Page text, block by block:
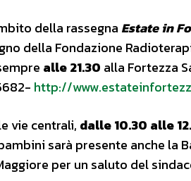
della rassegna Estate in
della Fondazione
alle 21.30 alla Fortezza
http://
vie centrali, dalle 10.30 alle
sarà presente anche la
per un saluto del